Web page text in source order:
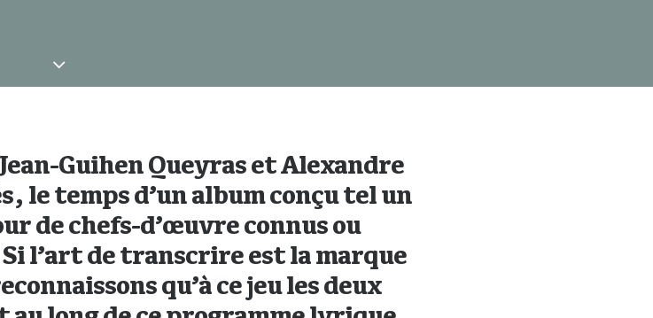
Guihen Queyras et Alexandre
le temps d’un album conçu tel un
de chefs-d’œuvre connus ou
l’art de transcrire est la marque
qu’à ce jeu les deux